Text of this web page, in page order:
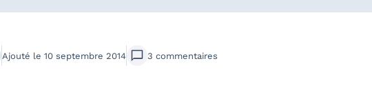
Ajouté le 10 septembre 2014 3 commentaires